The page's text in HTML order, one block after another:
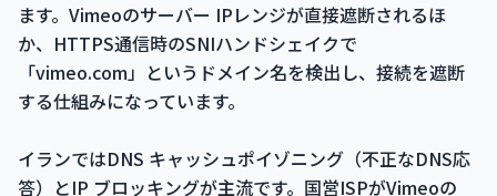
ます。Vimeoのサーバー IPレンジが直接遮断されるほ
か、HTTPS通信時のSNIハンドシェイクで
「vimeo.com」というドメイン名を検出し、接続を遮断
する仕組みになっています。
イランではDNS キャッシュポイゾニング（不正なDNS応
答）とIP ブロッキングが主流です。国営ISPがVimeoの